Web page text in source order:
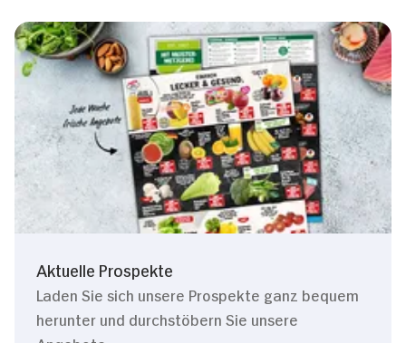
Aktuelle Prospekte
Laden Sie sich unsere Prospekte ganz bequem
herunter und durchstöbern Sie unsere